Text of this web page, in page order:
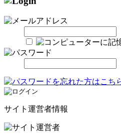
サイト運営者情報